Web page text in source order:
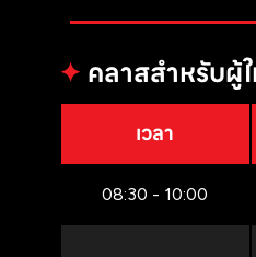
✦คลาสสำหรับผู้
เวลา
08:30 - 10:00